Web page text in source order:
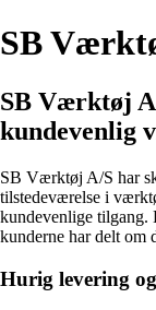
SB
SB Værktøj
kundevenlig
SB Værktøj A/S har
tilstedeværelse i
kundevenlige tilgang.
kunderne har delt om
Hurig levering